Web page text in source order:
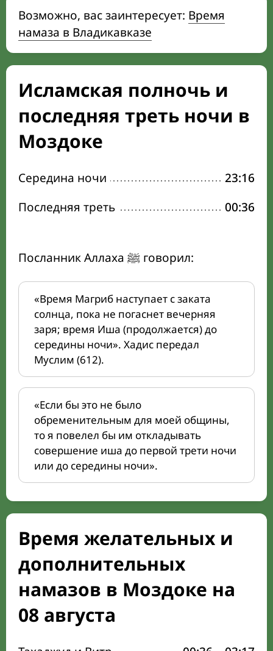
Возможно, вас заинтересует: Время
намаза в Владикавказе
Исламская полночь и
последняя треть ночи в
Моздоке
Середина ночи
23:16
Последняя треть
00:36
Посланник Аллаха ﷺ говорил:
«Время Магриб наступает с заката
солнца, пока не погаснет вечерняя
заря; время Иша (продолжается) до
середины ночи». Хадис передал
Муслим (612).
«Если бы это не было
обременительным для моей общины,
то я повелел бы им откладывать
совершение иша до первой трети ночи
или до середины ночи».
Время желательных и
дополнительных
намазов в Моздоке на
08 августа